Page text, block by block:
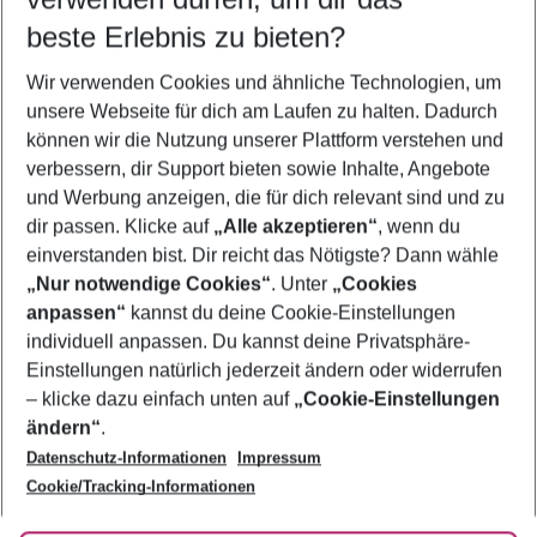
Familienurlaub Izmir
Flug & Hotel Izmir
Last Minute Izmir
Pauschalreisen Izmir
Urlaub Izmir
Footer
Footer navigation
Über uns
AGB
Bestpreisgarantie
Cookie-Einstellungen ändern
Cookie-Richtlinie
Agenturbetreuung
Barrierefreies Reisen
Folge uns
beste Erlebnis zu bieten?
Wir verwenden Cookies und ähnliche Technologien, um
unsere Webseite für dich am Laufen zu halten. Dadurch
können wir die Nutzung unserer Plattform verstehen und
verbessern, dir Support bieten sowie Inhalte, Angebote
und Werbung anzeigen, die für dich relevant sind und zu
dir passen. Klicke auf „Alle akzeptieren“, wenn du
einverstanden bist. Dir reicht das Nötigste? Dann wähle
„Nur notwendige Cookies“. Unter „Cookies
anpassen“ kannst du deine Cookie-Einstellungen
individuell anpassen. Du kannst deine Privatsphäre-
Einstellungen natürlich jederzeit ändern oder widerrufen
– klicke dazu einfach unten auf „Cookie-Einstellungen
ändern“.
Datenschutz-Informationen
Impressum
Cookie/Tracking-Informationen